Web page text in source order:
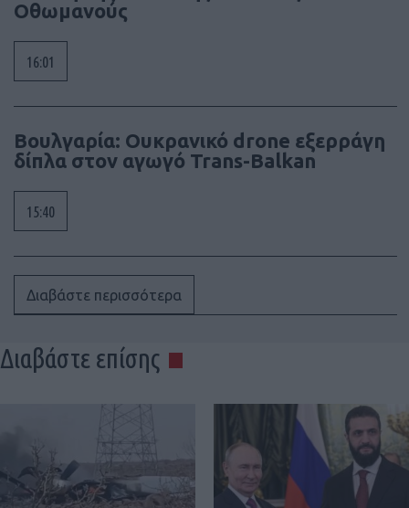
Οθωμανούς
16:01
Βουλγαρία: Ουκρανικό drone εξερράγη
δίπλα στον αγωγό Trans-Balkan
15:40
Διαβάστε περισσότερα
Διαβάστε επίσης